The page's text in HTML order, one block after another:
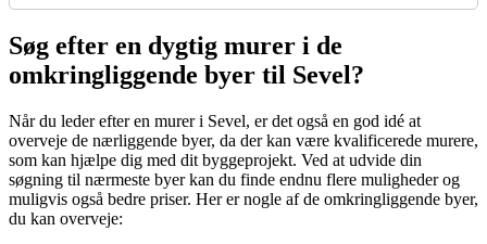
Søg efter en dygtig murer i de
omkringliggende byer til Sevel?
Når du leder efter en murer i Sevel, er det også en god idé at
overveje de nærliggende byer, da der kan være kvalificerede murere,
som kan hjælpe dig med dit byggeprojekt. Ved at udvide din
søgning til nærmeste byer kan du finde endnu flere muligheder og
muligvis også bedre priser. Her er nogle af de omkringliggende byer,
du kan overveje: